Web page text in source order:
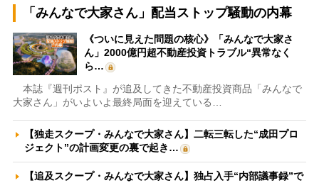
「みんなで大家さん」配当ストップ騒動の内幕
《ついに見えた問題の核心》「みんなで大家さ
ん」2000億円超不動産投資トラブル“異常なく
ら…
本誌『週刊ポスト』が追及してきた不動産投資商品「みんなで
大家さん」がいよいよ最終局面を迎えている…
【独走スクープ・みんなで大家さん】二転三転した“成田プロ
ジェクト”の計画変更の裏で起き…
【追及スクープ・みんなで大家さん】独占入手“内部議事録”で